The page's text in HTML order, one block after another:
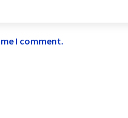
I comment.